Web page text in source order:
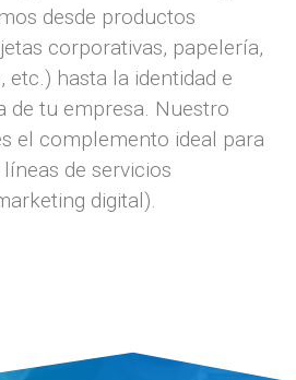
desde productos
corporativas, papelería,
etc.) hasta la identidad e
de tu empresa. Nuestro
el complemento ideal para
de servicios
digital).